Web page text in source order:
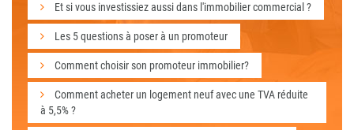
Et si vous investissiez aussi dans l'immobilier commercial ?
Les 5 questions à poser à un promoteur
Comment choisir son promoteur immobilier?
Comment acheter un logement neuf avec une TVA réduite
à 5,5% ?